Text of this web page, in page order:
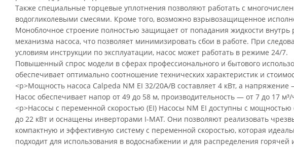
Также специальные торцевые уплотнения позволяют работать с
водогликолевыми смесями. Кроме того, возможно взрывозащищенное
Моноблочное строение полностью защищает от попадания жидкости внутрь
механизма насоса, что позволяет минимизировать сбои в работе. При
условиям инструкции по эксплуатации, насос может работать в режиме 24/7.
Повышенный спрос модели в сферах профессионального и бытового
обеспечивает оптимально соотношение технических характеристик и
<p>Мощность насоса Calpeda NM EI 32/20A/B составляет 4 кВт, а напряжение
Насос обеспечивает напор от 49 до 58 м, производительность — от 7 до 17
<p>Насосы с переменной скоростью (EI) Насосы NM EI доступны с мощностью
до 22 кВт и оснащены инверторами I-MAT. Они позволяют реализовать
компактную и эффективную систему с переменной скоростью, которая
подходит для использования в водоснабжении и для распределения горячей